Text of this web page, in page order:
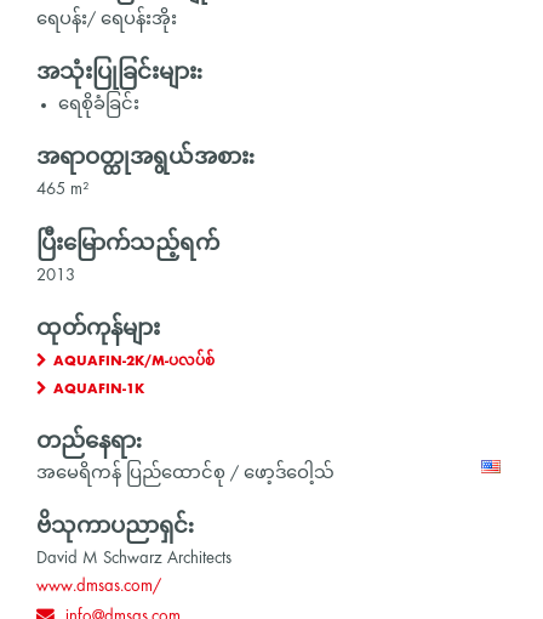
ရေပန်း/ ရေပန်းအိုး
အသုံးပြုခြင်းများ:
ရေစိုခံခြင်း
အရာဝတ္ထုအရွယ်အစား:
465 m²
ပြီးမြောက်သည့်ရက်
2013
ထုတ်ကုန်များ
AQUAFIN-2K/M-ပလပ်စ်
AQUAFIN-1K
တည်နေရာ:
အမေရိကန် ပြည်ထောင်စု / ဖော့ဒ်ဝေါ့သ်
ဗိသုကာပညာရှင်:
David M Schwarz Architects
www.dmsas.com/